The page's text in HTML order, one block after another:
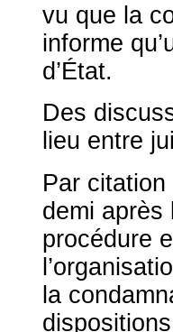
vu que la
informe
d’État.
Des
lieu entre
Par
demi après
procédure
la